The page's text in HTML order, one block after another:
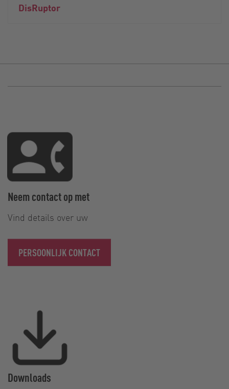
DisRuptor
Neem contact op met
Vind details over uw
PERSOONLIJK CONTACT
Downloads